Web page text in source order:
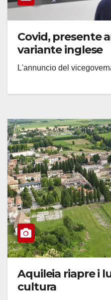
Covid, presente
variante inglese
L'annuncio del
Aquileia riapre i
cultura